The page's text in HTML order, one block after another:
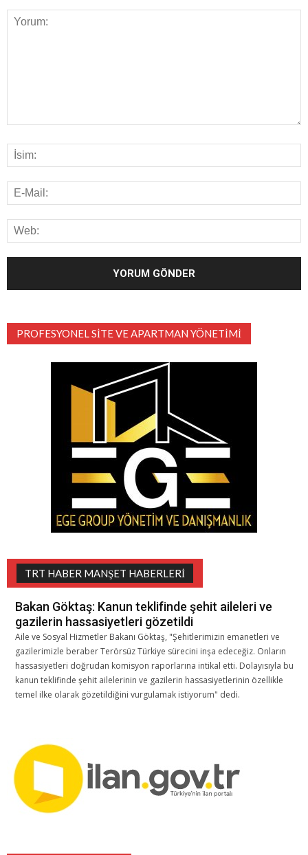
PROFESYONEL SITE VE APARTMAN YÖNETIMI
TRT HABER MANŞET HABERLERI
Bakan Göktaş: Kanun teklifinde şehit aileleri ve
gazilerin hassasiyetleri gözetildi
Aile ve Sosyal Hizmetler Bakanı Göktaş, "Şehitlerimizin emanetleri ve
gazilerimizle beraber Terörsüz Türkiye sürecini inşa edeceğiz. Onların
hassasiyetleri doğrudan komisyon raporlarına intikal etti. Dolayısıyla bu
kanun teklifinde şehit ailelerinin ve gazilerin hassasiyetlerinin özellikle
temel ilke olarak gözetildiğini vurgulamak istiyorum" dedi.